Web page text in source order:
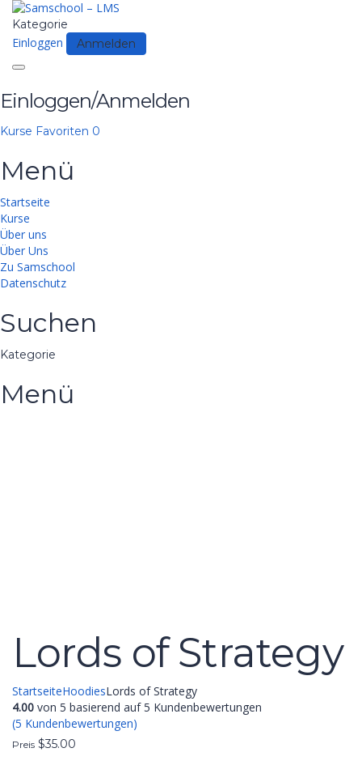
Kategorie
Einloggen Anmelden
Toggle
navigation
Einloggen/Anmelden
Kurse Favoriten 0
Menü
Startseite
Kurse
Über uns
Über Uns
Zu Samschool
Datenschutz
Suchen
Kategorie
Menü
Lords of Strategy
StartseiteHoodiesLords of Strategy
4.00 von 5 basierend auf5 Kundenbewertungen
(5 Kundenbewertungen)
Preis $35.00